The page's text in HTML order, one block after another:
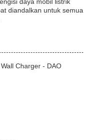
diandalkan untuk semua
Charger - DAO